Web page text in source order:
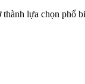
lựa chọn